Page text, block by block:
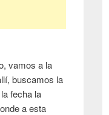
vamos a la
buscamos la
fecha la
a esta